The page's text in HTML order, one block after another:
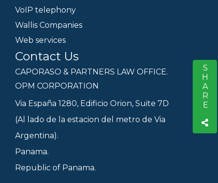
SHARE
VoIP telephony
Wallis Companies
Web services
Contact Us
CAPORASO & PARTNERS LAW OFFICE.
OPM CORPORATION
Via España 1280, Edificio Orion, Suite 7D
(Al lado de la estacion del metro de Via
Argentina).
Panama.
Republic of Panama.